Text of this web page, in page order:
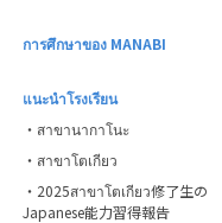
การศึกษาของ MANABI
แนะนำโรงเรียน
・สาขานากาโนะ
・สาขาโตเกียว
・2025สาขาโตเกียว修了生の
Japanese能力習得報告